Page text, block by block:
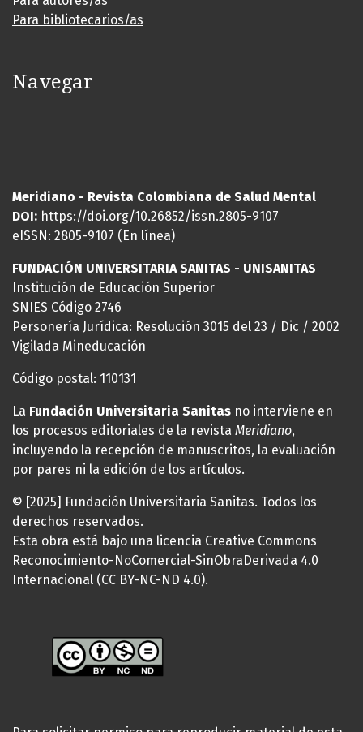
Para bibliotecarios/as
Navegar
Meridiano - Revista Colombiana de Salud Mental
DOI: https://doi.org/10.26852/issn.2805-9107
eISSN: 2805-9107 (En línea)
FUNDACIÓN UNIVERSITARIA SANITAS - UNISANITAS
Institución de Educación Superior
SNIES Código 2746
Personería Jurídica: Resolución 3015 del 23 / Dic / 2002
Vigilada Mineducación
Código postal: 110131
La Fundación Universitaria Sanitas no interviene en
los procesos editoriales de la revista Meridiano,
incluyendo la recepción de manuscritos, la evaluación
por pares ni la edición de los artículos.
© [2025] Fundación Universitaria Sanitas. Todos los
derechos reservados.
Esta obra está bajo una licencia Creative Commons
Reconocimiento-NoComercial-SinObraDerivada 4.0
Internacional (CC BY-NC-ND 4.0).